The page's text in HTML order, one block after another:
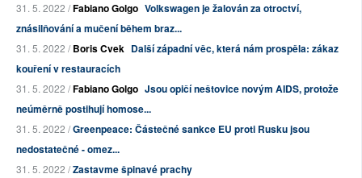
31. 5. 2022 /Fabiano Golgo Volkswagen je žalován za otroctví,
znásilňování a mučení během braz...
31. 5. 2022 /Boris Cvek Další západní věc, která nám prospěla: zákaz
kouření v restauracích
31. 5. 2022 /Fabiano Golgo Jsou opičí neštovice novým AIDS, protože
neúměrně postihují homose...
31. 5. 2022 /Greenpeace: Částečné sankce EU proti Rusku jsou
nedostatečné - omez...
31. 5. 2022 /Zastavme špinavé prachy